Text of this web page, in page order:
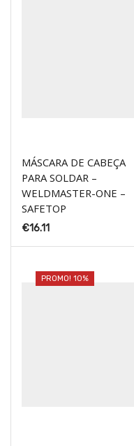
MÁSCARA DE CABEÇA
PARA SOLDAR –
WELDMASTER-ONE –
SAFETOP
€16.11
PROMO! 10%